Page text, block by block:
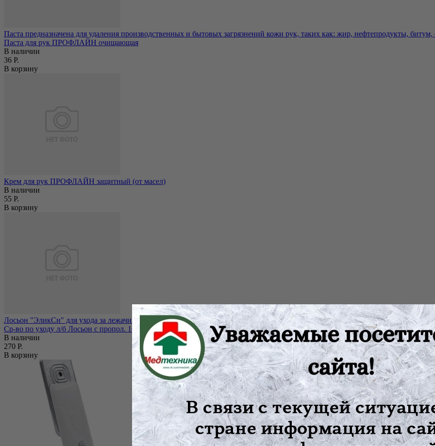
Паста предназначена для удаления производственных и бытовых загрязнений кожи рук, таких как: жир, нефтепродукты, битум,
Паста для рук ПРОФЛАЙН очищающая
В наличии
36 Р.
В корзину
Крем для рук ПРОФЛАЙН защитный (от масел)
В наличии
55 Р.
В корзину
Лосьон "ЭликCи" для ухода за лежачими больными с прополисом, флакон 100 мл Cвойства: - Обладает ярко выраженным
Ср-во по уходу л/б Лосьон с пропол. 100мл. Эликси
В наличии
270 Р.
В корзину